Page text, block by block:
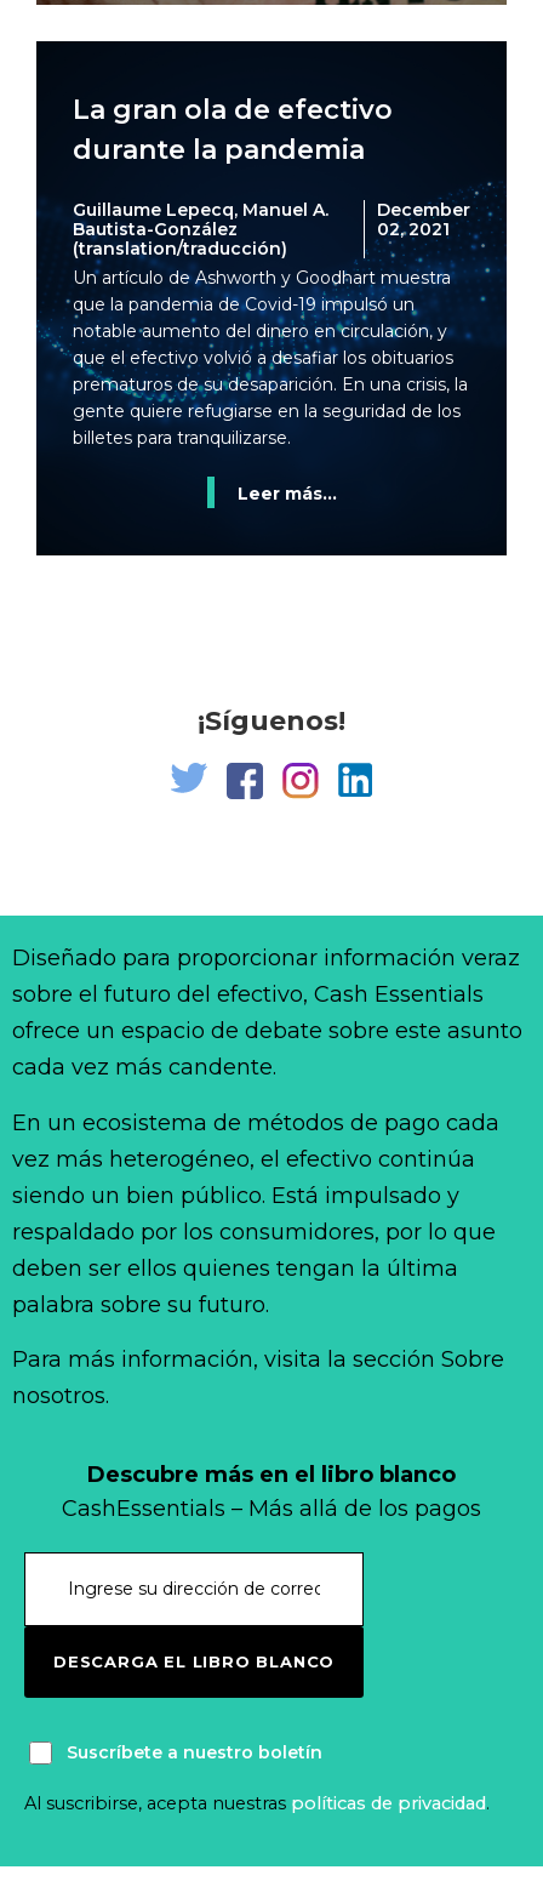
La gran ola de efectivo
durante la pandemia
Guillaume Lepecq, Manuel A.
Bautista-González
(translation/traducción)
December
02, 2021
Un artículo de Ashworth y Goodhart muestra
que la pandemia de Covid-19 impulsó un
notable aumento del dinero en circulación, y
que el efectivo volvió a desafiar los obituarios
prematuros de su desaparición. En una crisis, la
gente quiere refugiarse en la seguridad de los
billetes para tranquilizarse.
Leer más...
¡Síguenos!
Descubre más en el libro blanco
CashEssentials – Más allá de los pagos
DESCARGA EL LIBRO BLANCO
Suscríbete a nuestro boletín
Al suscribirse, acepta nuestras políticas de privacidad.
Diseñado para proporcionar información veraz
sobre el futuro del efectivo, Cash Essentials
ofrece un espacio de debate sobre este asunto
cada vez más candente.
En un ecosistema de métodos de pago cada
vez más heterogéneo, el efectivo continúa
siendo un bien público. Está impulsado y
respaldado por los consumidores, por lo que
deben ser ellos quienes tengan la última
palabra sobre su futuro.
Para más información, visita la sección Sobre
nosotros.